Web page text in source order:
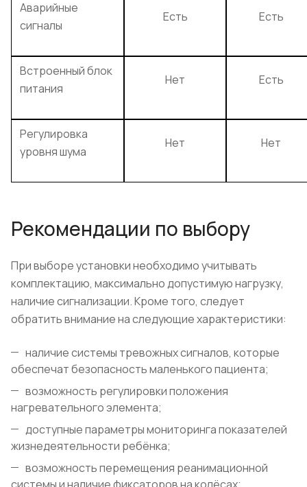
Аварийные
сигналы
Есть Есть
Встроенный блок
питания
Нет Есть
Регулировка
уровня шума
Нет Нет
Рекомендации по выбору
При выборе установки необходимо учитывать
комплектацию, максимально допустимую нагрузку,
наличие сигнализации. Кроме того, следует
обратить внимание на следующие характеристики:
наличие системы тревожных сигналов, которые
обеспечат безопасность маленького пациента;
возможность регулировки положения
нагревательного элемента;
доступные параметры мониторинга показателей
жизнедеятельности ребёнка;
возможность перемещения реанимационной